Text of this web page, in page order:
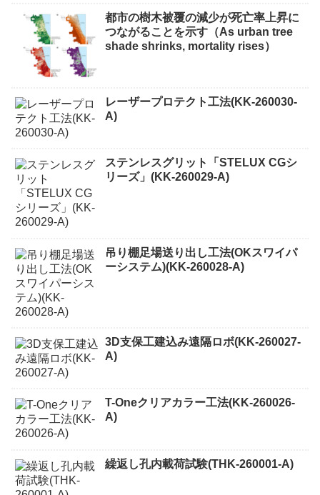
都市の樹木被覆の減少が死亡率上昇に
つながることを示す（As urban tree
shade shrinks, mortality rises）
レーザープロテクト⼯法(KK-260030-
A)
ステンレスグリット「STELUX CGシ
リーズ」(KK-260029-A)
吊り棚足場送り出し工法(OKスワイパ
ーシステム)(KK-260028-A)
3D支保工建込み遠隔ロボ(KK-260027-
A)
T-Oneクリアカラー工法(KK-260026-
A)
繰返し孔内載荷試験(THK-260001-A)